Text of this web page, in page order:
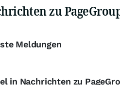
zu
Meldungen
in Nachrichten zu